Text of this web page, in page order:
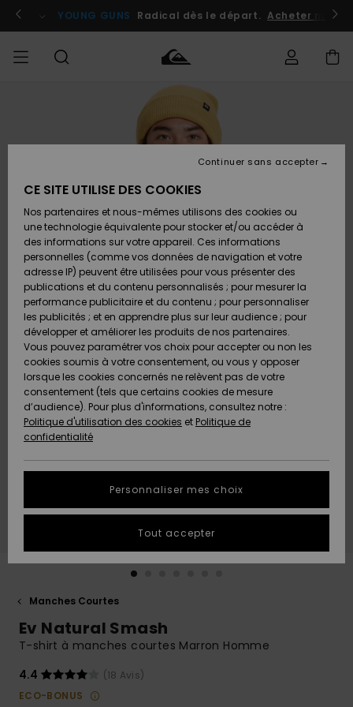
l'information
le
Se connecter / s'inscrire
YOUNG GUNS Radical dès le départ. Acheter
Vêtements
Chaussures
& Tongs
Surf
Snow
Nouveautés
A
Découvrir
Vêtements
Chaussures
& Tongs
Surf
Snow
Nouveautés
A
Découvrir
FEMME
Shop
A
Découvrir
Snow
SURF
Surf
Shop
Homme
Surf
Shop
Enfant
Highlights
Communauté
SNOW
Snow
Shop
Homme
Snow
Shop
Enfant
Snow
Shop
Femme
A
Découvrir
Communauté
OUTLET
Outlet
Homme
Enfant
Outlet
Femme
AIDE &
CONTACT
Accéder à
commande
Retours
Paiement
Carte
Cadeau
Quiksilver
Freedom
Protection
des
tailles
conversation
obtenir la
plus rapide
à votre
Démarrer
MAGASINS
QUIKSILVER
Manches Courtes
Ev Natural Smash
T-shirt à manches courtes Marron Homme
4.4
(18 Avis)
ECO-BONUS
CE SITE UTILISE DES COOKIES
Nos partenaires et nous-mêmes utilisons des cookies ou
une technologie équivalente pour stocker et/ou accéder à
des informations sur votre appareil. Ces informations
personnelles (comme vos données de navigation et votre
adresse IP) peuvent être utilisées pour vous présenter des
publications et du contenu personnalisés ; pour mesurer la
performance publicitaire et du contenu ; pour personnaliser
les publicités ; et en apprendre plus sur leur audience ; pour
développer et améliorer les produits de nos partenaires.
Vous pouvez paramétrer vos choix pour accepter ou non les
cookies soumis à votre consentement, ou vous y opposer
lorsque les cookies concernés ne relèvent pas de votre
consentement (tels que certains cookies de mesure
d’audience). Pour plus d'informations, consultez notre :
Politique d'utilisation des cookies et Politique de
confidentialité
Personnaliser mes choix
Continuer sans accepter
Tout accepter